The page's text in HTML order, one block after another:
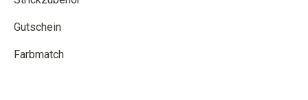
Gutschein
Farbmatch